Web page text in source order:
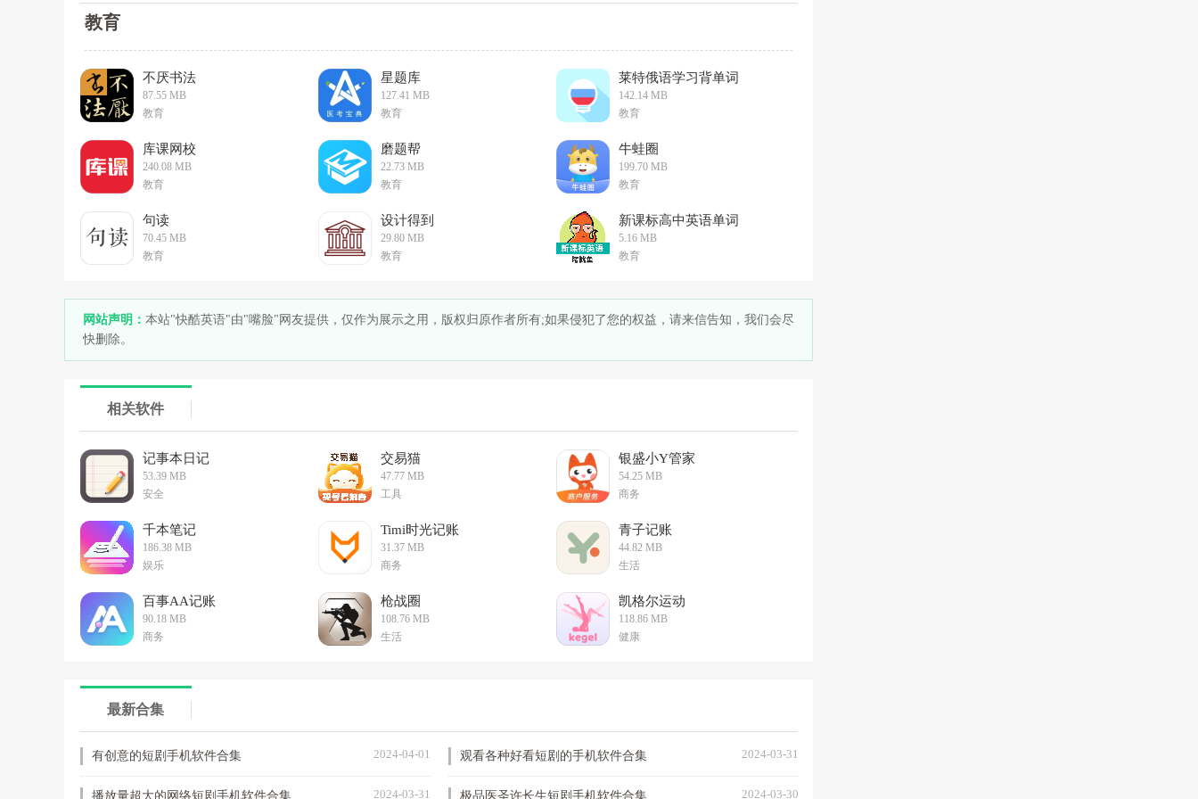
教育
不厌书法
87.55 MB
教育
星题库
127.41 MB
教育
莱特俄语学习背单词
142.14 MB
教育
库课网校
240.08 MB
教育
磨题帮
22.73 MB
教育
牛蛙圈
199.70 MB
教育
句读
70.45 MB
教育
设计得到
29.80 MB
教育
新课标高中英语单词
5.16 MB
教育
网站声明： 本站"快酷英语"由"嘴脸"网友提供，仅作为展示之用，版权归原作者所有;如果侵犯了您的权益，请来信告知，我们会尽
快删除。
相关软件
记事本日记
53.39 MB
安全
交易猫
47.77 MB
工具
银盛小Y管家
54.25 MB
商务
千本笔记
186.38 MB
娱乐
Timi时光记账
31.37 MB
商务
青子记账
44.82 MB
生活
百事AA记账
90.18 MB
商务
枪战圈
108.76 MB
生活
凯格尔运动
118.86 MB
健康
最新合集
有创意的短剧手机软件合集 2024-04-01 观看各种好看短剧的手机软件合集 2024-03-31
播放量超大的网络短剧手机软件合集 2024-03-31 极品医圣许长生短剧手机软件合集 2024-03-30